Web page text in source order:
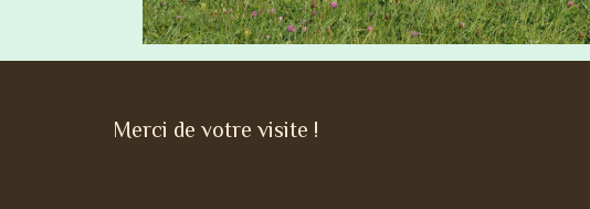
Merci de votre visite !